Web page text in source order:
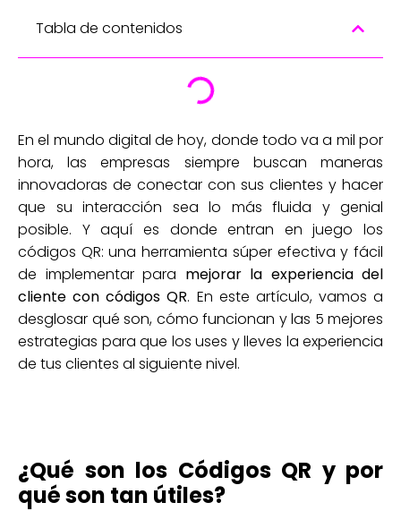
Tabla de contenidos
En el mundo digital de hoy, donde todo va a mil por
hora, las empresas siempre buscan maneras
innovadoras de conectar con sus clientes y hacer
que su interacción sea lo más fluida y genial
posible. Y aquí es donde entran en juego los
códigos QR: una herramienta súper efectiva y fácil
de implementar para mejorar la experiencia del
cliente con códigos QR. En este artículo, vamos a
desglosar qué son, cómo funcionan y las 5 mejores
estrategias para que los uses y lleves la experiencia
de tus clientes al siguiente nivel.
¿Qué son los Códigos QR y por
qué son tan útiles?